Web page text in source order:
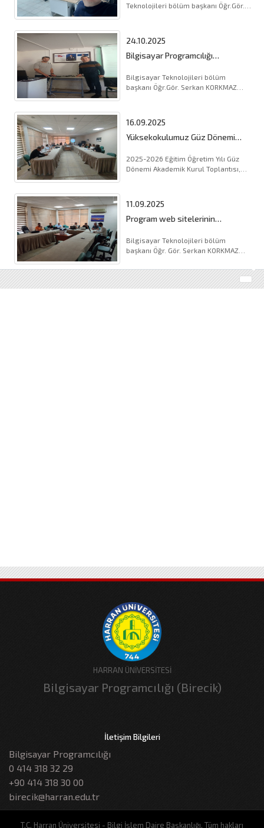
Teknolojileri bölüm başkanı Öğr.Gör.
24.10.2025
Bilgisayar Programcılığı
Bilgisayar Teknolojileri bölüm
başkanı Öğr.Gör. Serkan KORKMAZ
16.09.2025
Yüksekokulumuz Güz Dönemi
Gerçekleştirildi
2025-2026 Eğitim Öğretim Yılı Güz
Dönemi Akademik Kurul Toplantısı,
11.09.2025
Program web sitelerinin
eğitim ve ders programlarının
kontrolü
Bilgisayar Teknolojileri bölüm
başkanı Öğr. Gör. Serkan KORKMAZ
salonunda program web sitel (...).
HARRAN ÜNİVERSİTESİ
Bilgisayar Programcılığı (Birecik)
İletişim Bilgileri
Bilgisayar Programcılığı
0 414 318 32 29
+90 414 318 30 00
birecik@harran.edu.tr
T.C. Harran Üniversitesi - Bilgi İşlem Daire Başkanlığı, Tüm hakları